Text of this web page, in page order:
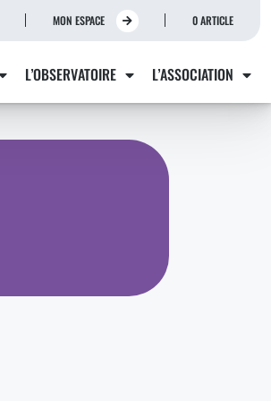
MON ESPACE 0 ARTICLE
L’OBSERVATOIRE L’ASSOCIATION